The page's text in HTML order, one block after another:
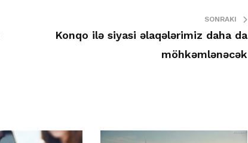
SONRAKI
Konqo ilə siyasi əlaqələrimiz daha da
möhkəmlənəcək